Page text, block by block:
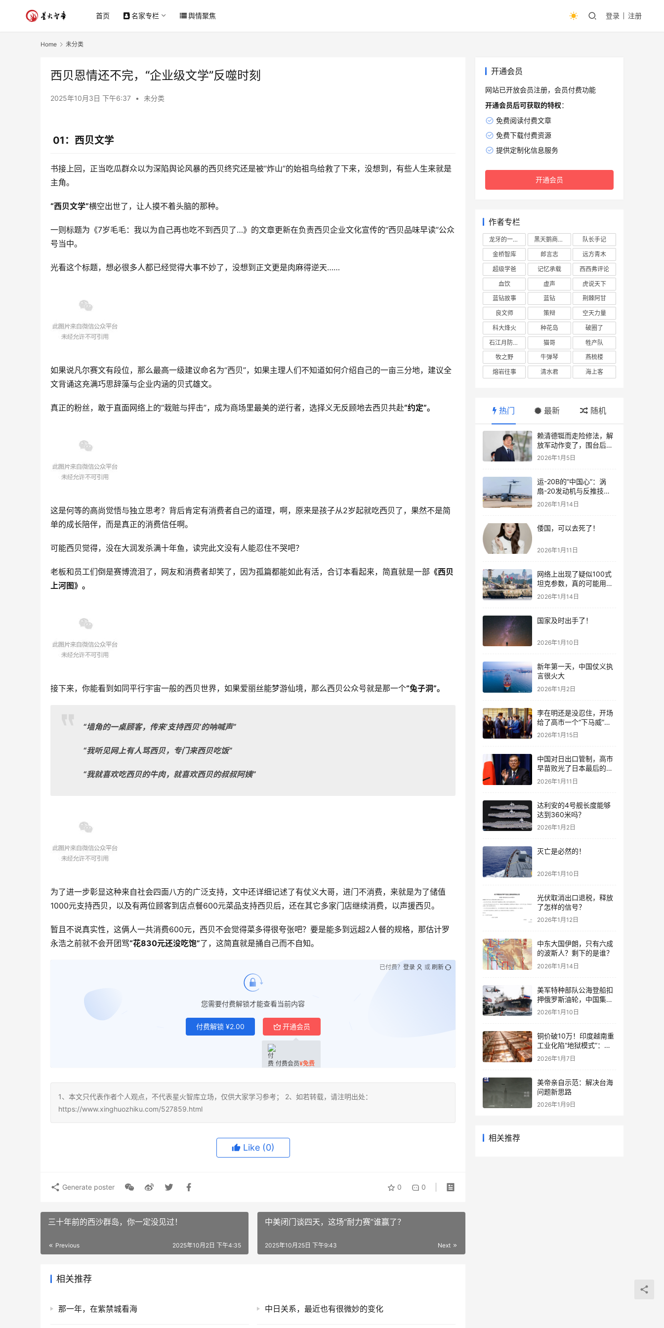
首页 名家专栏 舆情聚焦 登录 注册
Home 未分类
西贝恩情还不完，“企业级文学”反噬时刻
2025年10月3日 下午6:37 • 未分类
01：西贝文学
书接上回，正当吃瓜群众以为深陷舆论风暴的西贝终究还是被“炸山”的始祖鸟给救了下来，没想到，有些人生来就是
主角。
“西贝文学”横空出世了，让人摸不着头脑的那种。
一则标题为《7岁毛毛：我以为自己再也吃不到西贝了…》的文章更新在负责西贝企业文化宣传的“西贝品味早读”公众
号当中。
光看这个标题，想必很多人都已经觉得大事不妙了，没想到正文更是肉麻得逆天……
如果说凡尔赛文有段位，那么最高一级建议命名为“西贝”，如果主理人们不知道如何介绍自己的一亩三分地，建议全
文背诵这充满巧思辞藻与企业内涵的贝式雄文。
真正的粉丝，敢于直面网络上的“栽赃与抨击”，成为商场里最美的逆行者，选择义无反顾地去西贝共赴“约定”。
这是何等的高尚觉悟与独立思考？背后肯定有消费者自己的道理，啊，原来是孩子从2岁起就吃西贝了，果然不是简
单的成长陪伴，而是真正的消费信任啊。
可能西贝觉得，没在大润发杀满十年鱼，读完此文没有人能忍住不哭吧？
老板和员工们倒是赛博流泪了，网友和消费者却笑了，因为孤篇都能如此有活，合订本看起来，简直就是一部 《西贝
上河图》 。
接下来，你能看到如同平行宇宙一般的西贝世界，如果爱丽丝能梦游仙境，那么西贝公众号就是那一个“兔子洞”。
“墙角的一桌顾客，传来’支持西贝’的呐喊声”
“我听见网上有人骂西贝，专门来西贝吃饭”
“我就喜欢吃西贝的牛肉，就喜欢西贝的叔叔阿姨”
为了进一步彰显这种来自社会四面八方的广泛支持，文中还详细记述了有仗义大哥，进门不消费，来就是为了储值
1000元支持西贝，以及有两位顾客到店点餐600元菜品支持西贝后，还在其它多家门店继续消费，以声援西贝。
暂且不说真实性，这俩人一共消费600元，西贝不会觉得菜多得很夸张吧？要是能多到远超2人餐的规格，那估计罗
永浩之前就不会开团骂“花830元还没吃饱”了，这简直就是捅自己而不自知。
您需要付费解锁才能查看当前内容
付费解锁 ¥2.00 开通会员
付费会员¥免费
已付费？ 登录 或 刷新
1、本文只代表作者个人观点，不代表星火智库立场，仅供大家学习参考； 2、如若转载，请注明出处：
https://www.xinghuozhiku.com/527859.html
Like (0)
0 0
Generate poster
三十年前的西沙群岛，你一定没见过！
Previous 2025年10月2日 下午4:35
中美闭门谈四天，这场“耐力赛”谁赢了？
Next
2025年10月25日 下午9:43
相关推荐
那一年，在紫禁城看海 中日关系，最近也有很微妙的变化
开通会员
网站已开放会员注册，会员付费功能
开通会员后可获取的特权：
免费阅读付费文章
免费下载付费资源
提供定制化信息服务
开通会员
作者专栏
龙牙的一座山 黑天鹅商业情报站
队长手记
金桥智库
郎言志
远方青木
超级学爸
记忆承载
西西弗评论
血饮
虚声
虎说天下
蓝钻故事
蓝钻
荆棘阿甘
良文师
策辩
空天力量
科大烽火
种花岛
破圈了
石江月防务观察
猫哥
牲产队
牧之野
牛弹琴
燕梳楼
熔岩往事
清水君 海上客
热门 最新 随机
赖清德铤而走险修法，解
放军动作变了，围台后的
“真正杀招”曝光
2026年1月5日
运-20B的“中国心”：涡
扇-20发动机与反推技术
大突破！
2026年1月14日
倭国，可以去死了！
2026年1月11日
网络上出现了疑似100式
坦克参数，真的可能用了
钛合金装甲！
2026年1月14日
国家及时出手了！
2026年1月10日
新年第一天，中国仗义执
言很火大
2026年1月2日
李在明还是没忍住，开场
给了高市一个“下马威”，
还特意提到中国
2026年1月15日
中国对日出口管制，高市
早苗败光了日本最后的国
运
2026年1月11日
达利安的4号舰长度能够
达到360米吗？
2026年1月2日
灭亡是必然的！
2026年1月10日
光伏取消出口退税，释放
了怎样的信号？
2026年1月12日
中东大国伊朗，只有六成
的波斯人？剩下的是谁？
2026年1月14日
美军特种部队公海登船扣
押俄罗斯油轮，中国集装
箱武装船早有准备？
2026年1月10日
铜价破10万！印度越南重
工业化陷“地狱模式”：中
国当年抄底的历史红利，
再也复刻不了
2026年1月7日
美帝亲自示范：解决台海
问题新思路
2026年1月9日
相关推荐